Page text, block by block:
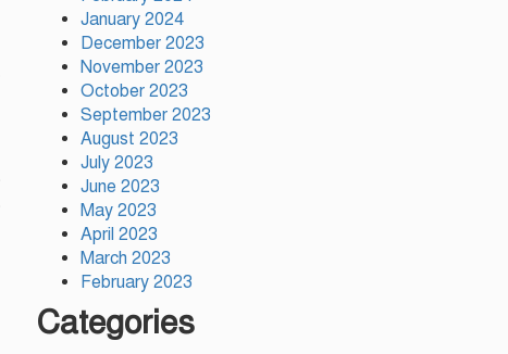
January 2024
December 2023
November 2023
October 2023
September 2023
August 2023
July 2023
June 2023
May 2023
April 2023
March 2023
February 2023
Categories